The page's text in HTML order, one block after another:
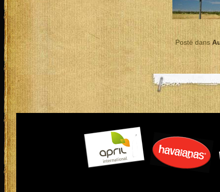
Posté dans